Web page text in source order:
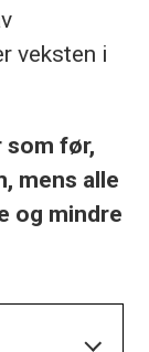
veksten i
før,
mens alle
og mindre